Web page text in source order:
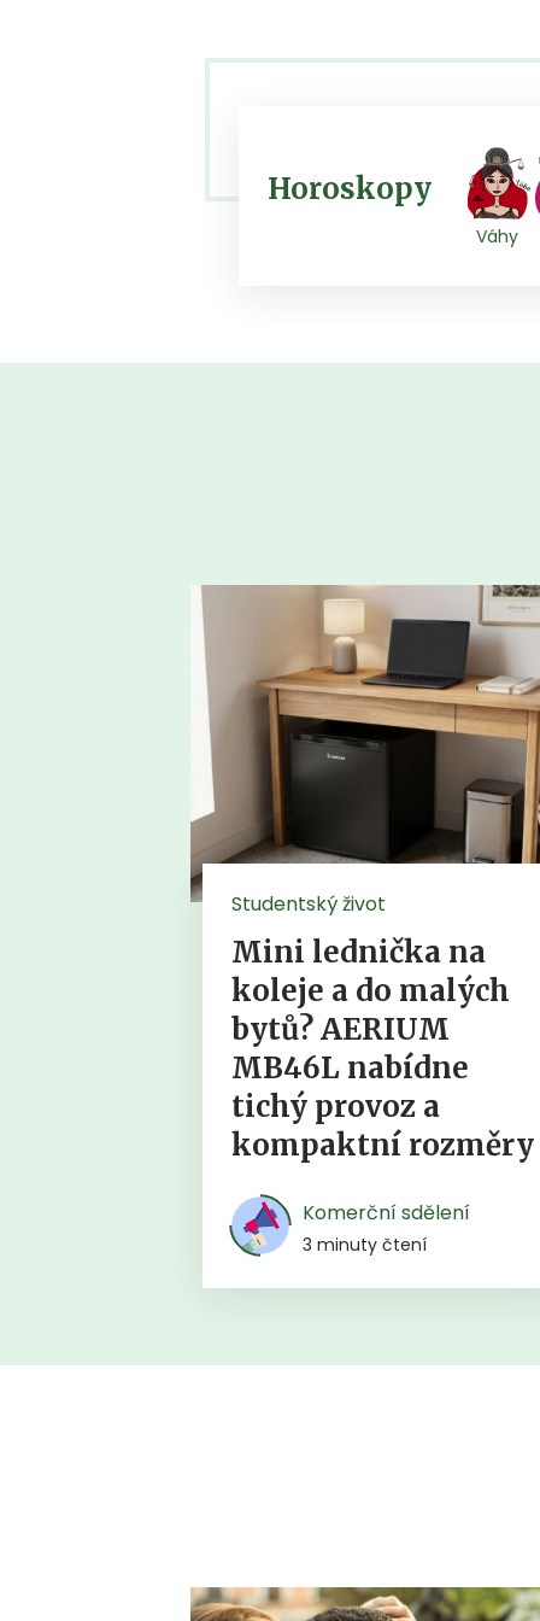
Horoskopy
Váhy
Studentský život
Mini lednička na
koleje a do malých
bytů? AERIUM
MB46L nabídne
tichý provoz a
kompaktní rozměry
Komerční sdělení
3 minuty čtení